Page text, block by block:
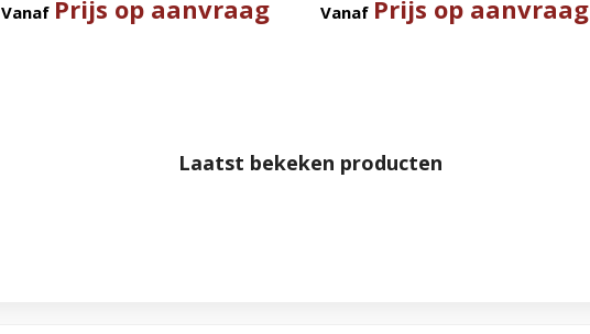
Vanaf Prijs op aanvraag Vanaf Prijs op aanvraag
Laatst bekeken producten